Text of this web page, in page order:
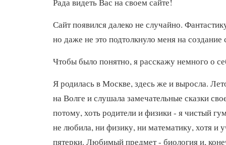
Сайт появился далеко не случайно.
но даже не это подтолкнуло меня на создание
Чтобы было понятно, я расскажу немного о
Я родилась в Москве, здесь же и выросла.
на Волге и слушала замечательные сказки
потому, хоть родители и физики - я чистый
не любила, ни физику, ни математику, хотя и
пятерки. Любимый предмет - биология и,